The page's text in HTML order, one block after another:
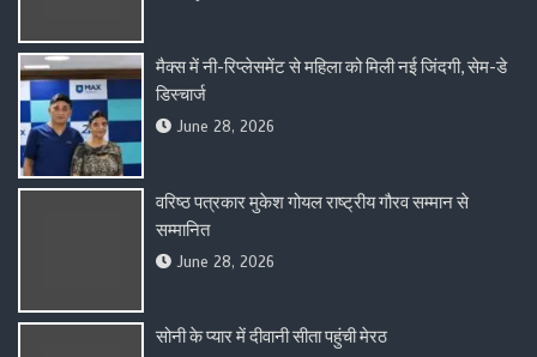
मैक्स में नी-रिप्लेसमेंट से महिला को मिली नई जिंदगी, सेम-डे
डिस्चार्ज
June 28, 2026
वरिष्ठ पत्रकार मुकेश गोयल राष्ट्रीय गौरव सम्मान से
सम्मानित
June 28, 2026
सोनी के प्यार में दीवानी सीता पहुंची मेरठ